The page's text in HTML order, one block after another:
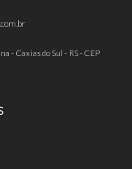
- Caxias do Sul - RS - CEP